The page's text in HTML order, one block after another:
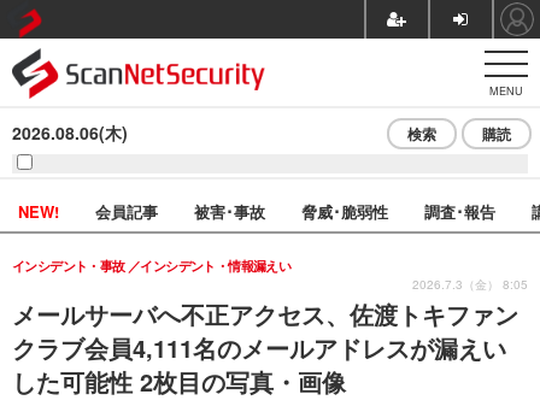
MENU
2026.08.06(木) 検索 購読
NEW! 会員記事 被害･事故 脅威･脆弱性 調査･報告
メールサーバへ不正アクセス、佐渡トキファン
クラブ会員4,111名のメールアドレスが漏えい
した可能性 2枚目の写真・画像
インシデント・事故 インシデント・情報漏えい
2026.7.3（金） 8:05